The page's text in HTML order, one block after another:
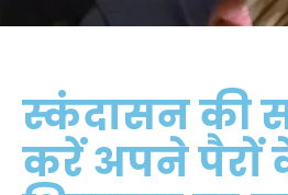
स्कंदासन की
करें अपने पैरों